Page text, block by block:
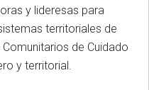
y lideresas para
territoriales de
de Cuidado
y territorial.